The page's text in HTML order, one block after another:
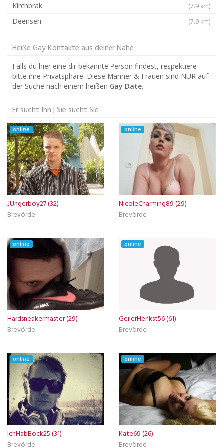
Kirchbrak (7.9 km)
Deensen (7.9 km)
Heiße Gay Kontakte aus deiner Nähe
Falls du hier eine dir bekannte Person findest, respektiere
bitte ihre Privatsphäre. Diese Männer & Frauen sind NUR auf
der Suche nach einem heißen Gay Date.
Er sucht Ihn | Sie sucht Sie
online
JUngerboy27 (32)
Brevörde
online
NicoleCharming89 (29)
Brevörde
online
Hardsneakermaster (29)
Brevörde
online
GeilerHenkst56 (61)
Brevörde
online
IchHabBock25 (31)
online
Kate69 (26)